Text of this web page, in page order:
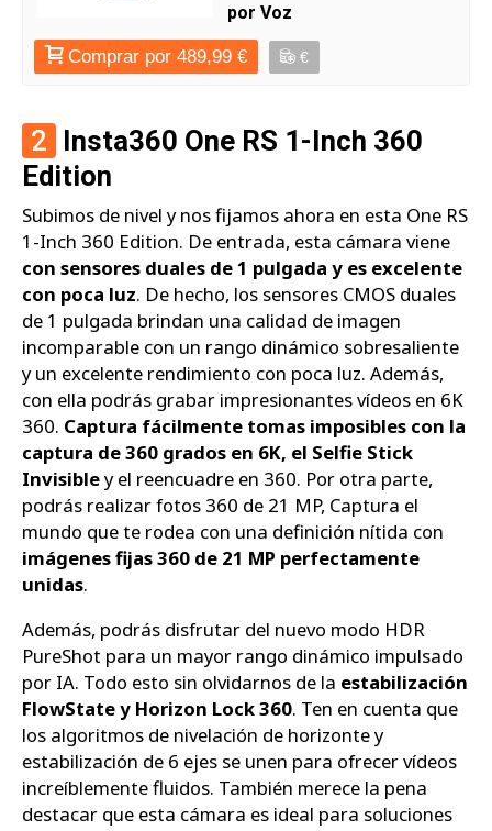
por Voz
Comprar por 489,99 € €
2 Insta360 One RS 1-Inch 360
Edition
Subimos de nivel y nos fijamos ahora en esta One RS
1-Inch 360 Edition. De entrada, esta cámara viene
con sensores duales de 1 pulgada y es excelente
con poca luz. De hecho, los sensores CMOS duales
de 1 pulgada brindan una calidad de imagen
incomparable con un rango dinámico sobresaliente
y un excelente rendimiento con poca luz. Además,
con ella podrás grabar impresionantes vídeos en 6K
360. Captura fácilmente tomas imposibles con la
captura de 360 grados en 6K, el Selfie Stick
Invisibley el reencuadre en 360. Por otra parte,
podrás realizar fotos 360 de 21 MP, Captura el
mundo que te rodea con una definición nítida con
imágenes fijas 360 de 21 MP perfectamente
unidas.
Además, podrás disfrutar del nuevo modo HDR
PureShot para un mayor rango dinámico impulsado
por IA. Todo esto sin olvidarnos de la estabilización
FlowState y Horizon Lock 360. Ten en cuenta que
los algoritmos de nivelación de horizonte y
estabilización de 6 ejes se unen para ofrecer vídeos
increíblemente fluidos. También merece la pena
destacar que esta cámara es ideal para soluciones